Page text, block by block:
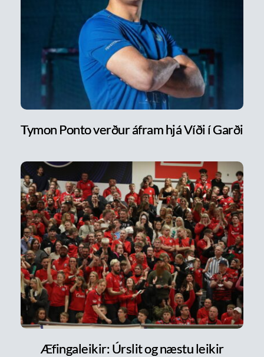
Tymon Ponto verður áfram hjá Víði í Garði
Æfingaleikir: Úrslit og næstu leikir